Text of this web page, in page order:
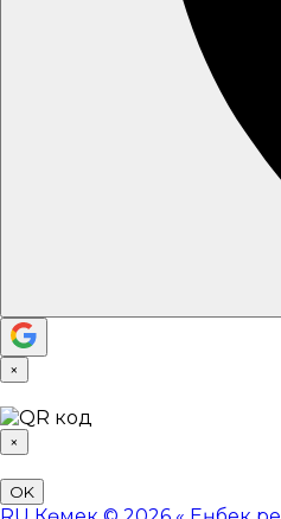
×
×
OK